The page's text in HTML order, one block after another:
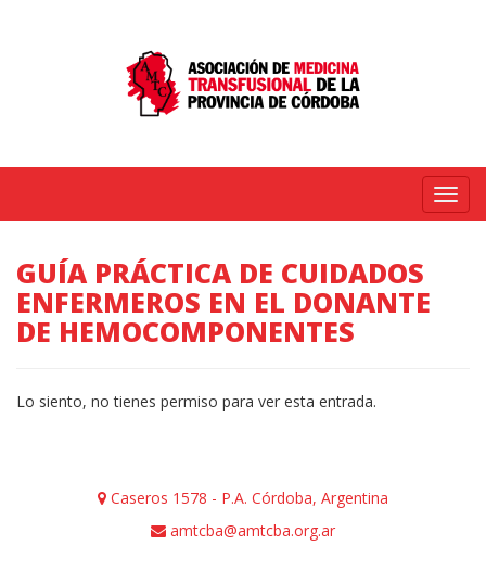
Menú
GUÍA PRÁCTICA DE CUIDADOS
ENFERMEROS EN EL DONANTE
DE HEMOCOMPONENTES
Lo siento, no tienes permiso para ver esta entrada.
Caseros 1578 - P.A. Córdoba, Argentina
amtcba@amtcba.org.ar